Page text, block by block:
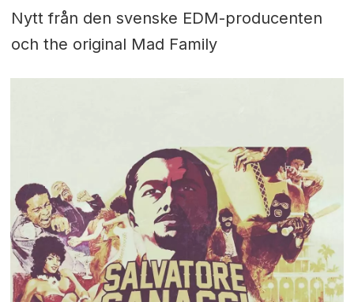
Nytt från den svenske EDM-producenten
och the original Mad Family